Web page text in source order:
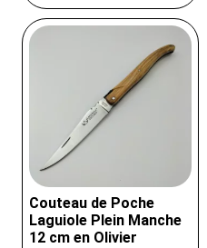
Couteau de Poche
Laguiole Plein Manche
12 cm en Olivier